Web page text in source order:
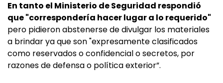
En tanto el Ministerio de Seguridad respondió
que "correspondería hacer lugar a lo requerido"
pero pidieron abstenerse de divulgar los materiales
a brindar ya que son "expresamente clasificados
como reservados o confidencial o secretos, por
razones de defensa o política exterior”.